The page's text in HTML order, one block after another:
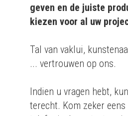
geven en de juiste
kiezen voor al uw
Tal van vaklui,
... vertrouwen op ons.
Indien u vragen hebt,
terecht. Kom zeker